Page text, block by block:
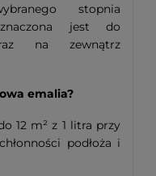
stopnia
jest do
na zewnątrz
emalia?
12 m² z 1 litra przy
podłoża i